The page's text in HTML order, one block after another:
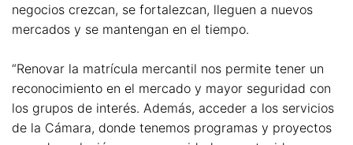
negocios crezcan, se fortalezcan, lleguen a nuevos
mercados y se mantengan en el tiempo.
“Renovar la matrícula mercantil nos permite tener un
reconocimiento en el mercado y mayor seguridad con
los grupos de interés. Además, acceder a los servicios
de la Cámara, donde tenemos programas y proyectos